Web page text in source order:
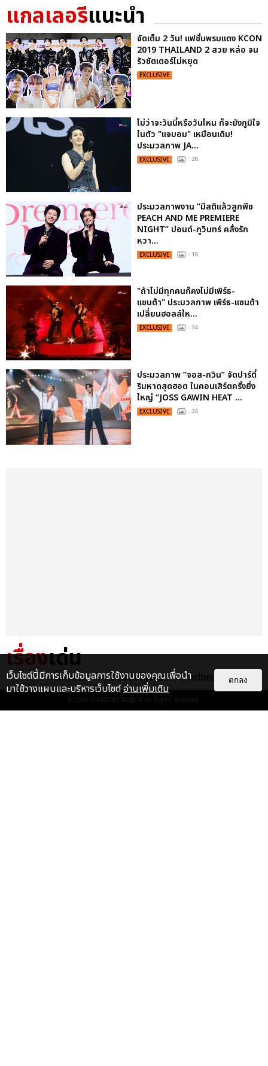
แกลเลอรีแนะนำ
จัดเต็ม 2 วัน! แฟชั่นพรมแดง KCON
2019 THAILAND 2 สวย หล่อ จน
รัวชัตเตอร์ไม่หยุด
EXCLUSIVE
ไม่ว่าจะวันนี้หรือวันไหน ก็จะยังภูมิใจ
ในตัว "แจบอม" เหมือนเดิม!
ประมวลภาพ JA...
EXCLUSIVE : 28
ประมวลภาพงาน “มีสติแล้วลูกพีช
PEACH AND ME PREMIERE
NIGHT” ปอนด์-ภูวินทร์ คลั่งรัก
หวา...
EXCLUSIVE : 16
"ถ้าไม่มีทุกคนก็คงไม่มีเพิร์ธ-
แซนต้า" ประมวลภาพ เพิร์ธ-แซนต้า
เปลี่ยนฮอลล์ให...
EXCLUSIVE : 34
ประมวลภาพ “จอส-กวิน” จัดปาร์ตี้
ริมหาดสุดฮอต ในคอนเสิร์ตครั้งยิ่ง
ใหญ่ “JOSS GAWIN HEAT ...
EXCLUSIVE : 34
เรื่องเด่น
&QUOT;ถ้าไม่มีทุกคนก็คงไม่มี
เพิร์ธ-แซนต้า&QUOT; ประมวล
ภาพ เพิร์ธ-แซนต้า เปลี่ยน
ฮอลล์ให...
เกี่ยวกับเรา ติดต่อลงโฆษณา ติดต่อเรา
© 2026 THAITICKETMAJOR All Rights Reserved.
เว็บไซต์นี้มีการเก็บข้อมูลการใช้งานของคุณเพื่อนำ
มาใช้วางแผนและบริหารเว็บไซต์อ่านเพิ่มเติม
ตกลง